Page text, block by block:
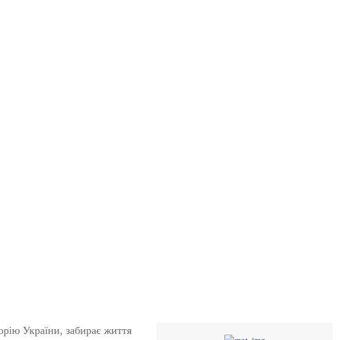
України, забирає життя